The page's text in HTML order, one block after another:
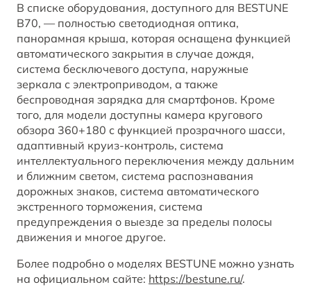
В списке оборудования, доступного для BESTUNE
B70, — полностью светодиодная оптика,
панорамная крыша, которая оснащена функцией
автоматического закрытия в случае дождя,
система бесключевого доступа, наружные
зеркала с электроприводом, а также
беспроводная зарядка для смартфонов. Кроме
того, для модели доступны камера кругового
обзора 360+180 с функцией прозрачного шасси,
адаптивный круиз-контроль, система
интеллектуального переключения между дальним
и ближним светом, система распознавания
дорожных знаков, система автоматического
экстренного торможения, система
предупреждения о выезде за пределы полосы
движения и многое другое.
Более подробно о моделях BESTUNE можно узнать
на официальном сайте: https://bestune.ru/.